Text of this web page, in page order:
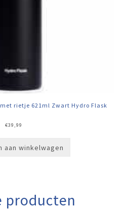
rietje 621ml Zwart Hydro Flask
€39,99
aan winkelwagen
producten